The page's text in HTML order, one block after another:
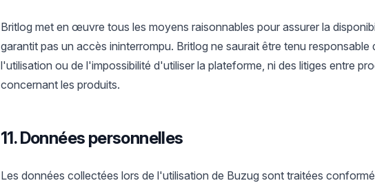
Britlog met en œuvre tous les moyens raisonnables pour assurer la
garantit pas un accès ininterrompu. Britlog ne saurait être tenu responsable
l'utilisation ou de l'impossibilité d'utiliser la plateforme, ni des litiges entre
concernant les produits.
11. Données personnelles
Les données collectées lors de l'utilisation de Buzug sont traitées